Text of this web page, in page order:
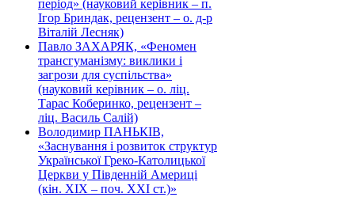
період» (науковий керівник – п.
Ігор Бриндак, рецензент – о. д-р
Віталій Лесняк)
Павло ЗАХАРЯК, «Феномен
трансгуманізму: виклики і
загрози для суспільства»
(науковий керівник – о. ліц.
Тарас Коберинко, рецензент –
ліц. Василь Салій)
Володимир ПАНЬКІВ,
«Заснування і розвиток структур
Української Греко-Католицької
Церкви у Південній Америці
(кін. ХІХ – поч. ХХІ ст.)»